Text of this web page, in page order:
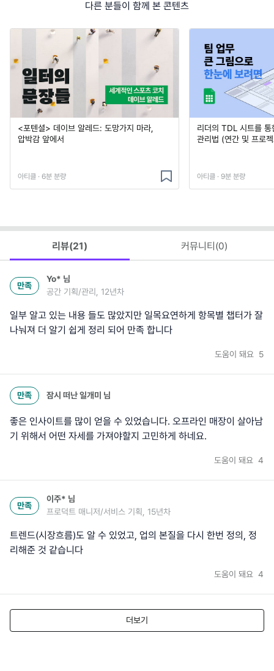
다른 분들이 함께 본 콘텐츠
<포텐셜> 데이브 알레드: 도망가지 마라,
압박감 앞에서
아티클 · 6분 분량
리더의 TDL 시트를
관리법 (연간 및 프로
아티클 · 9분 분량
리뷰(21) 커뮤니티(0)
만족
Yo* 님
공간 기획/관리, 12년차
일부 알고 있는 내용 들도 많았지만 일목요연하게 항목별 챕터가 잘
나눠져 더 알기 쉽게 정리 되어 만족 합니다
도움이 돼요 5
만족 잠시 떠난 일개미 님
좋은 인사이트를 많이 얻을 수 있었습니다. 오프라인 매장이 살아남
기 위해서 어떤 자세를 가져야할지 고민하게 하네요.
도움이 돼요 4
만족
이주* 님
프로덕트 매니저/서비스 기획, 15년차
트렌드(시장흐름)도 알 수 있었고, 업의 본질을 다시 한번 정의, 정
리해준 것 같습니다
도움이 돼요 4
더보기